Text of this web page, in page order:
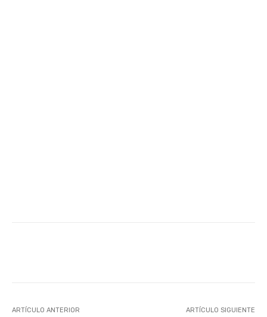
ARTÍCULO ANTERIOR ARTÍCULO SIGUIENTE